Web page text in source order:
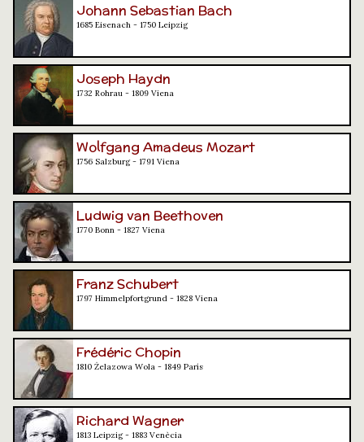
Johann Sebastian Bach
1685 Eisenach - 1750 Leipzig
Joseph Haydn
1732 Rohrau - 1809 Viena
Wolfgang Amadeus Mozart
1756 Salzburg - 1791 Viena
Ludwig van Beethoven
1770 Bonn - 1827 Viena
Franz Schubert
1797 Himmelpfortgrund - 1828 Viena
Frédéric Chopin
1810 Żelazowa Wola - 1849 París
Richard Wagner
1813 Leipzig - 1883 Venècia